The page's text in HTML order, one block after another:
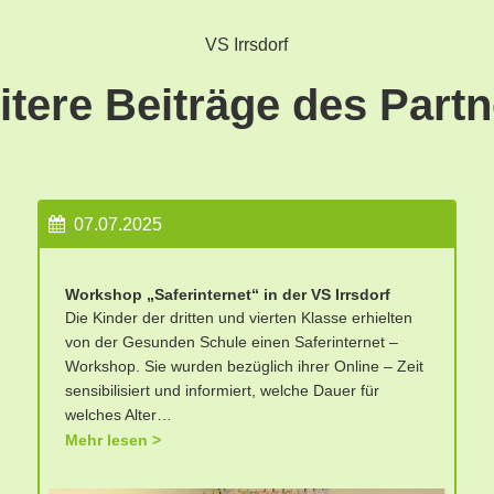
VS Irrsdorf
Beiträge des
07.07.2025
Workshop „Saferinternet“ in der VS Irrsdorf
Die Kinder der dritten und vierten Klasse erhielten
von der Gesunden Schule einen Saferinternet –
Workshop. Sie wurden bezüglich ihrer Online – Zeit
sensibilisiert und informiert, welche Dauer für
welches Alter…
Mehr lesen